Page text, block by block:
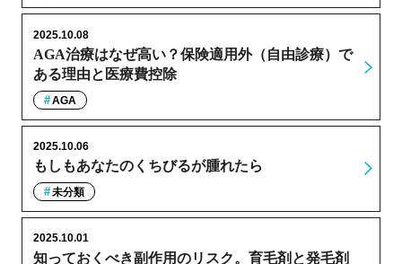
AGA治療はなぜ高い？保険適用外（自由診療）で
ある理由と医療費控除
2025.10.08
AGA
もしもあなたのくちびるが腫れたら
2025.10.06
未分類
知っておくべき副作用のリスク。育毛剤と発毛剤
2025.10.01